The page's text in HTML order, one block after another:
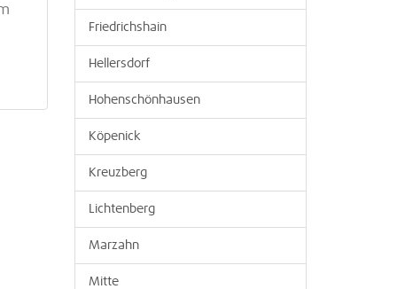
Friedrichshain
Hellersdorf
Hohenschönhausen
Köpenick
Kreuzberg
Lichtenberg
Marzahn
Mitte